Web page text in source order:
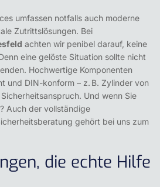
umfassen notfalls auch moderne
Zutrittslösungen. Bei
achten wir penibel darauf, keine
eine gelöste Situation sollte nicht
Hochwertige Komponenten
und DIN-konform – z. B. Zylinder von
Und wenn Sie
Auch der vollständige
gehört bei uns zum
die echte Hilfe